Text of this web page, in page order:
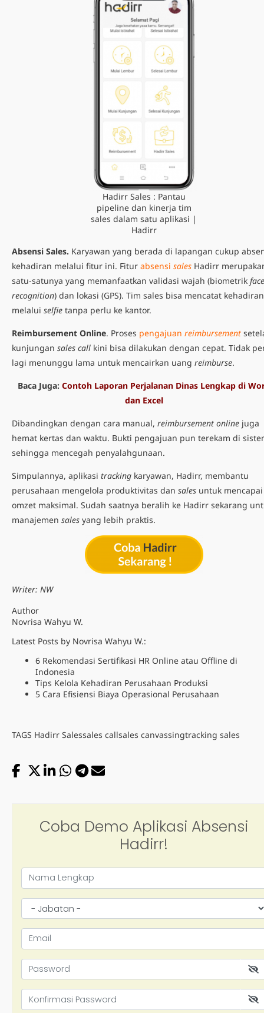
Hadirr Sales : Pantau
pipeline dan kinerja tim
sales dalam satu aplikasi |
Hadirr
Absensi Sales. Karyawan yang berada di lapangan cukup
kehadiran melalui fitur ini. Fitur absensi sales Hadirr
satu-satunya yang memanfaatkan validasi wajah (biometrik face
recognition) dan lokasi (GPS). Tim sales bisa mencatat kehadiran
melalui selfie tanpa perlu ke kantor.
Reimbursement Online. Proses pengajuan reimbursement
kunjungan sales call kini bisa dilakukan dengan cepat. Tidak
lagi menunggu lama untuk mencairkan uang reimburse.
Baca Juga: Contoh Laporan Perjalanan Dinas Lengkap di
dan Excel
Dibandingkan dengan cara manual, reimbursement online juga
hemat kertas dan waktu. Bukti pengajuan pun terekam di
sehingga mencegah penyalahgunaan.
Simpulannya, aplikasi tracking karyawan, Hadirr, membantu
perusahaan mengelola produktivitas dan sales untuk mencapai
omzet maksimal. Sudah saatnya beralih ke Hadirr sekarang
manajemen sales yang lebih praktis.
Writer: NW
Author
Novrisa Wahyu W.
Latest Posts by Novrisa Wahyu W.:
6 Rekomendasi Sertifikasi HR Online atau Offline di
Indonesia
Tips Kelola Kehadiran Perusahaan Produksi
5 Cara Efisiensi Biaya Operasional Perusahaan
TAGS Hadirr Salessales callsales canvassingtracking sales